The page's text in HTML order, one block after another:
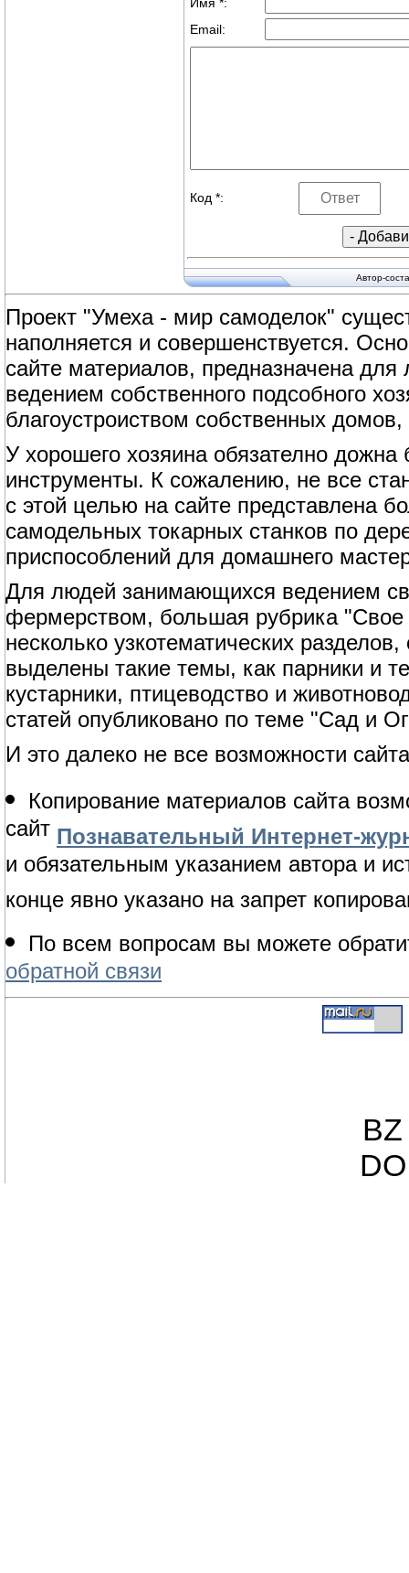
Email:
Код *:
Автор-
Проект "Умеха - мир самоделок"
наполняется и совершенствуется.
сайте материалов, предназначена
ведением собственного подсобного
благоустроиством собственных
У хорошего хозяина обязателно
инструменты. К сожалению, не все
с этой целью на сайте представлена
самодельных токарных станков по
приспособлений для домашнего
Для людей занимающихся ведением
фермерством, большая рубрика "Свое
несколько узкотематических
выделены такие темы, как парники и
кустарники, птицеводство и
статей опубликовано по теме "Сад и
И это далеко не все возможности
Копирование материалов сайта
сайт Познавательный Интернет-
и обязательным указанием автора и
конце явно указано на запрет
По всем вопросам вы можете
обратной связи